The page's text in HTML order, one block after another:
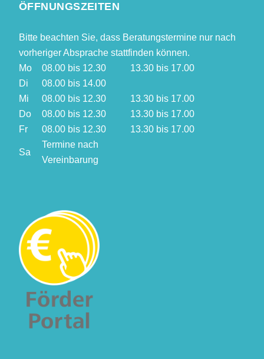
ÖFFNUNGSZEITEN
Bitte beachten Sie, dass Beratungstermine nur nach
vorheriger Absprache stattfinden können.
Mo
08.00 bis 12.30
13.30 bis 17.00
Di
08.00 bis 14.00
Mi
08.00 bis 12.30
13.30 bis 17.00
Do
08.00 bis 12.30
13.30 bis 17.00
Fr
08.00 bis 12.30 13.30 bis 17.00
Sa
Termine nach
Vereinbarung